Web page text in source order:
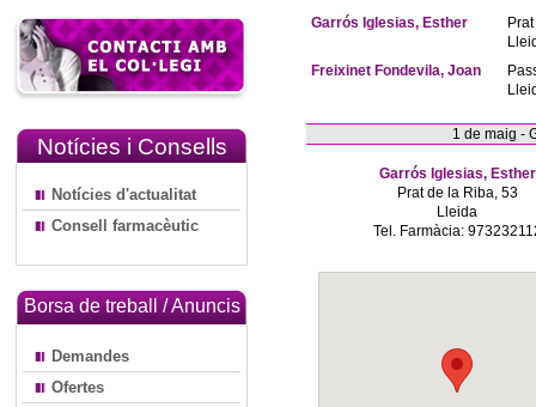
Notícies i Consells
Notícies d'actualitat
Consell farmacèutic
Borsa de treball / Anuncis
Demandes
Ofertes
Garrós Iglesias, Esther
Freixinet Fondevila, Joan
1 de maig -
Garrós Iglesias, Esther
Prat de la Riba, 53
Lleida
Tel. Farmàcia: